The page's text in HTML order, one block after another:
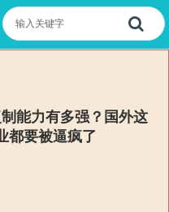
能力有多强？国外这
都要被逼疯了